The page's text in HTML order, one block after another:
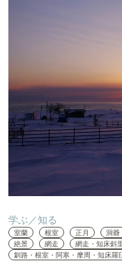
学ぶ／知る
室蘭 根室 正月 洞爺
絶景
網走
網走・知床斜
釧路・根室・阿寒・摩周・知床羅